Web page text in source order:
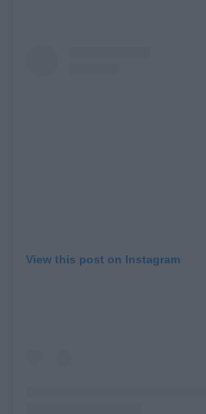
View this post on Instagram